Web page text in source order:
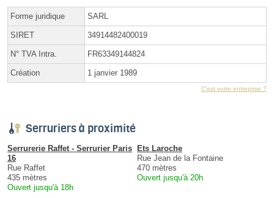
Forme juridique SARL
SIRET 34914482400019
N° TVA Intra. FR63349144824
Création 1 janvier 1989
C'est votre entreprise ?
Serruriers à proximité
Serrurerie Raffet - Serrurier Paris
16
Rue Raffet
435 mètres
Ouvert jusqu'à 18h
Ets Laroche
Rue Jean de la Fontaine
470 mètres
Ouvert jusqu'à 20h